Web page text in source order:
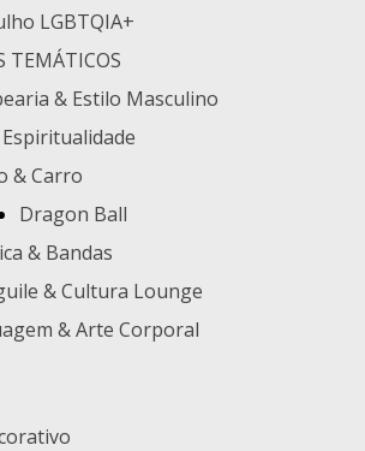
LGBTQIA+
TEMÁTICOS
& Estilo Masculino
Espiritualidade
& Carro
Dragon Ball
& Bandas
& Cultura Lounge
& Arte Corporal